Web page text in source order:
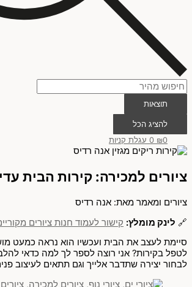
תוצאות
להציג הכל
₪0
0 עגלת קניות
ציורים למכירה: קירות הבית
ציורים ומאמר מאת: אנה רדיס
🔗 לינק מומלץ: קישור לעמוד חנות ציורים
סיימת לעצב את הבית ועכשיו הוא נראה כמעט
לטפל בקירות? אני רוצה לספר לך למה כדאי
לבחור יצירה שתדבר אלייך וגם תתאים לעיצוב